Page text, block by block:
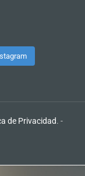
de Privacidad. -